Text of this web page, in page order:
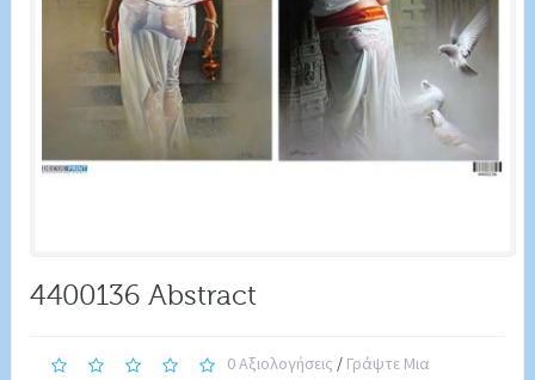
4400136 Abstract
0 Αξιολογήσεις / Γράψτε Μια